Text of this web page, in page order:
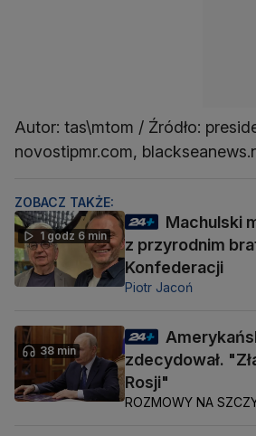
Autor: tas\mtom / Źródło:
novostipmr.com,
ZOBACZ TAKŻE:
1 godz 6 min
Machulski
z przyrodnim
Konfederacji
Piotr Jacoń
38 min
zdecydował.
Rosji"
ROZMOWY NA